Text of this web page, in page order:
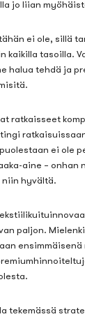
jo liian
ei ole, sillä
kaikilla tasoilla.
halua tehdä ja
ratkaisseet
ei ole
aine – onhan
niin hyvältä.
paljon.
ensimmäisenä
tekemässä